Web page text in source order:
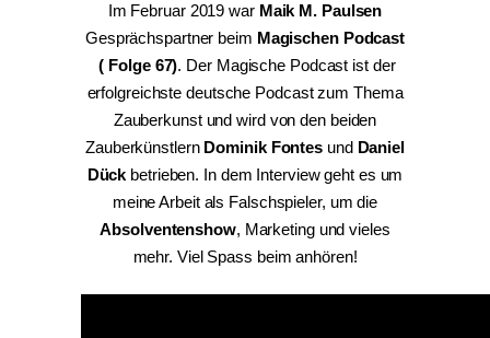
Im Februar 2019 war Maik M. Paulsen
Gesprächspartner beim Magischen Podcast
( Folge 67). Der Magische Podcast ist der
erfolgreichste deutsche Podcast zum Thema
Zauberkunst und wird von den beiden
Zauberkünstlern Dominik Fontes und Daniel
Dück betrieben. In dem Interview geht es um
meine Arbeit als Falschspieler, um die
Absolventenshow, Marketing und vieles
mehr. Viel Spass beim anhören!